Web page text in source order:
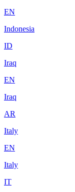
EN
Indonesia
ID
Iraq
EN
Iraq
AR
Italy
EN
Italy
IT